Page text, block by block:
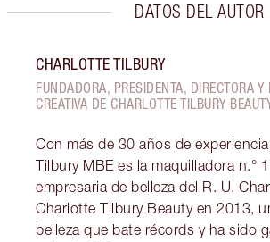
DATOS DEL AUTOR
CHARLOTTE TILBURY
FUNDADORA, PRESIDENTA, DIRECTORA Y
CREATIVA DE CHARLOTTE TILBURY
Con más de 30 años de
Tilbury MBE es la maquilladora n.°
empresaria de belleza del R. U.
Charlotte Tilbury Beauty en 2013,
belleza que bate récords y ha sido